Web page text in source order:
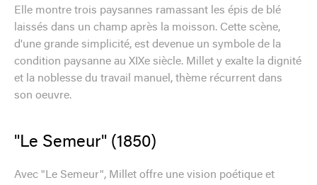
Elle montre trois paysannes ramassant les épis de blé
laissés dans un champ après la moisson. Cette scène,
d'une grande simplicité, est devenue un symbole de la
condition paysanne au XIXe siècle. Millet y exalte la dignité
et la noblesse du travail manuel, thème récurrent dans
son oeuvre.
"Le Semeur" (1850)
Avec "Le Semeur", Millet offre une vision poétique et